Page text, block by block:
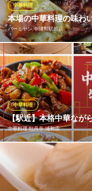
一級料理人の中華料理
ＪＲ浦和駅 徒歩4分
埼玉県さいたま市浦和区高砂2-
本場の中華料理の味わ
バーミヤン 中浦和駅前店
中華料理
丁寧に調理した本場の中
の料理は火加減や調味料
提供いたします。ラーメ
ちろん、季節限定のメニ
家族連れやグループでも
さい！
バーミヤン 中浦和駅
リーズナブルに本格中華
ＪＲ埼京線中浦和駅 徒
埼玉県さいたま市南区鹿手袋1-
【駅近】本格中華なが
中華料理 牡丹亭 浦和店
中華料理
2024年6月Renewal
品料理・麺類・海鮮・肉
ップを揃え、一品一品心